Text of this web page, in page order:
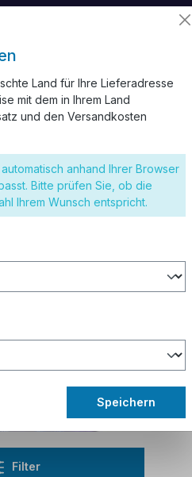
Stecker Wechselrichter IP67
, um
Filter
Land für Ihre Lieferadresse
mit dem in Ihrem Land
und den Versandkosten
anhand Ihrer Browser
Bitte prüfen Sie, ob die
Ihrem Wunsch entspricht.
Speichern